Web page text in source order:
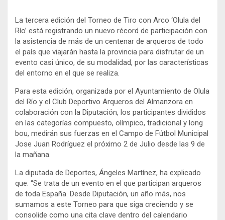
La tercera edición del Torneo de Tiro con Arco ‘Olula del
Río’ está registrando un nuevo récord de participación con
la asistencia de más de un centenar de arqueros de todo
el país que viajarán hasta la provincia para disfrutar de un
evento casi único, de su modalidad, por las características
del entorno en el que se realiza.
Para esta edición, organizada por el Ayuntamiento de Olula
del Río y el Club Deportivo Arqueros del Almanzora en
colaboración con la Diputación, los participantes divididos
en las categorías compuesto, olímpico, tradicional y long
bou, medirán sus fuerzas en el Campo de Fútbol Municipal
Jose Juan Rodríguez el próximo 2 de Julio desde las 9 de
la mañana.
La diputada de Deportes, Ángeles Martínez, ha explicado
que: “Se trata de un evento en el que participan arqueros
de toda España. Desde Diputación, un año más, nos
sumamos a este Torneo para que siga creciendo y se
consolide como una cita clave dentro del calendario